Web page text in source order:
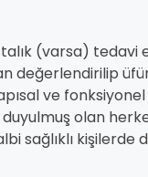
(varsa) tedavi
değerlendirilip
ve
olan
sağlıklı kişilerde